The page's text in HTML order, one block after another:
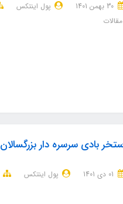
پول اینتکس
مقالات
بادی سرسره دار بزرگسالان
پول اینتکس